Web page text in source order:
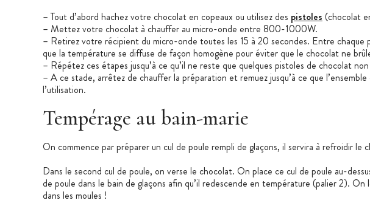
– Tout d’abord hachez votre chocolat en copeaux ou utilisez des pistoles (chocolat
– Mettez votre chocolat à chauffer au micro-onde entre 800-1000W.
– Retirez votre récipient du micro-onde toutes les 15 à 20 secondes. Entre chaque
que la température se diffuse de façon homogène pour éviter que le chocolat ne
– Répétez ces étapes jusqu’à ce qu’il ne reste que quelques pistoles de chocolat
– A ce stade, arrêtez de chauffer la préparation et remuez jusqu’à ce que
l’utilisation.
Tempérage au bain-marie
On commence par préparer un cul de poule rempli de glaçons, il servira à refroidir le
Dans le second cul de poule, on verse le chocolat. On place ce cul de poule au-
de poule dans le bain de glaçons afin qu’il redescende en température (palier 2).
dans les moules !